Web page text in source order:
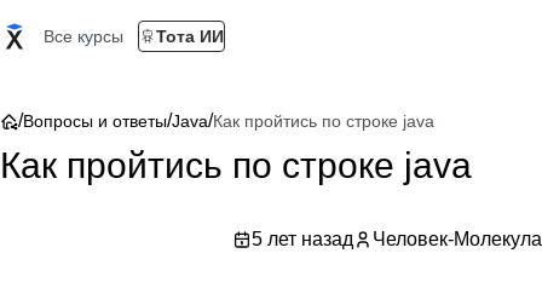
Все курсы Тота ИИ
/Вопросы и ответы/Java/Как пройтись по строке java
Как пройтись по строке java
5 лет назад Человек-Молекула